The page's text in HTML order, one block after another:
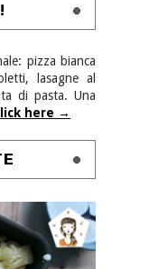
pizza bianca
lasagne al
di pasta. Una
here →